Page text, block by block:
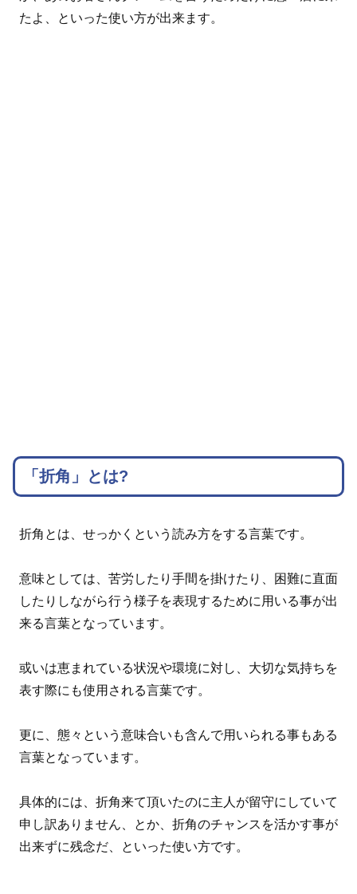
たよ、といった使い方が出来ます。
「折角」とは?
折角とは、せっかくという読み方をする言葉です。
意味としては、苦労したり手間を掛けたり、困難に直面
したりしながら行う様子を表現するために用いる事が出
来る言葉となっています。
或いは恵まれている状況や環境に対し、大切な気持ちを
表す際にも使用される言葉です。
更に、態々という意味合いも含んで用いられる事もある
言葉となっています。
具体的には、折角来て頂いたのに主人が留守にしていて
申し訳ありません、とか、折角のチャンスを活かす事が
出来ずに残念だ、といった使い方です。